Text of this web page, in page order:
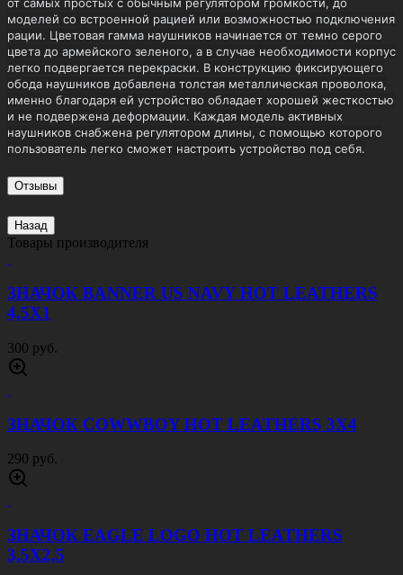
НАУШНИКИ
ТАКТИЧЕСКИЕ
АКТИВНЫЕ
Артикул: СПЕЦСР60
Цена:3500 руб.
Активные наушники для стрельбы позволяют слышать речь
своего коллеги по охоте или команды инструктора, в тоже
корпусе наушников расположены 2 батареи типа АА, которых
хватает на длительный период непрерывной работы. Замена
батарей производиться путем открытия герметичного корпуса.
изготавливаются из легкой и прочной пластмассы и композитных
материалов. Уровень шумоподавления наушников колеблется от
подойдут также военнослужащим, их можно удобно разместить
под каской.
аккумуляторы соответствующие типу АА. Для замены элементов
питания, необходимо плоской отверткой подцепить фиксатор
влаги. конструкции наушников могут быть довольно различны,
от самых простых с обычным регулятором громкости, до
моделей со встроенной рацией или возможностью подключения